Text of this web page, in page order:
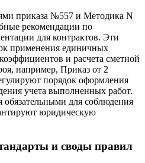
приказа №557 и Методика N
рекомендации по
для контрактов. Эти
применения единичных
и расчета сметной
например, Приказ от 2
порядок оформления
учета выполненных работ.
для соблюдения
юридическую
и своды правил